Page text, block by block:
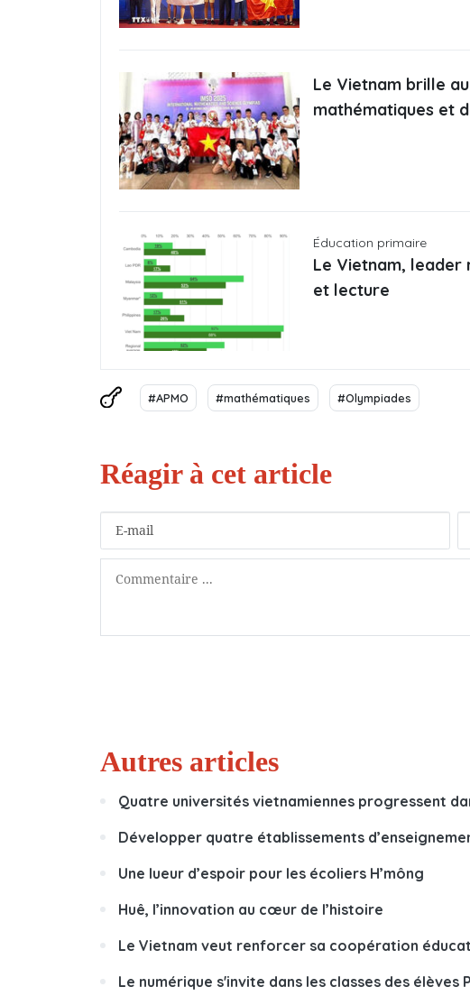
Le Vietnam brille
mathématiques et
Éducation primaire
Le Vietnam, leader
et lecture
#APMO #mathématiques #Olympiades
Autres articles
Quatre universités vietnamiennes progressent
Développer quatre établissements
Une lueur d’espoir pour les écoliers H’mông
Huê, l’innovation au cœur de l’histoire
Le Vietnam veut renforcer sa coopération
Le numérique s'invite dans les classes des élèves